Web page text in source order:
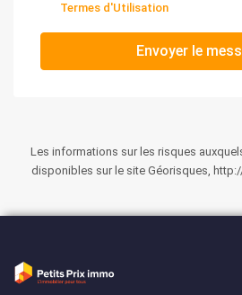
Termes d'Utilisation
Envoyer le
Les informations sur les risques
disponibles sur le site Géorisques,